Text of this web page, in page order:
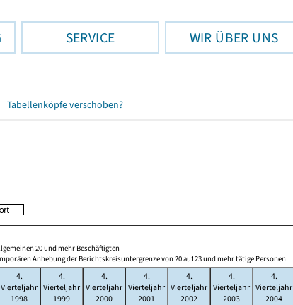
SERVICE WIR ÜBER UNS
Tabellenköpfe verschoben?
20 und mehr Beschäftigten
Anhebung der Berichtskreisuntergrenze von 20 auf 23 und mehr tätige Personen
4.
Vierteljahr
1998
4.
Vierteljahr
1999
4.
Vierteljahr
2000
4.
Vierteljahr
2001
4.
Vierteljahr
2002
4.
Vierteljahr
2003
4.
Vierteljahr
2004